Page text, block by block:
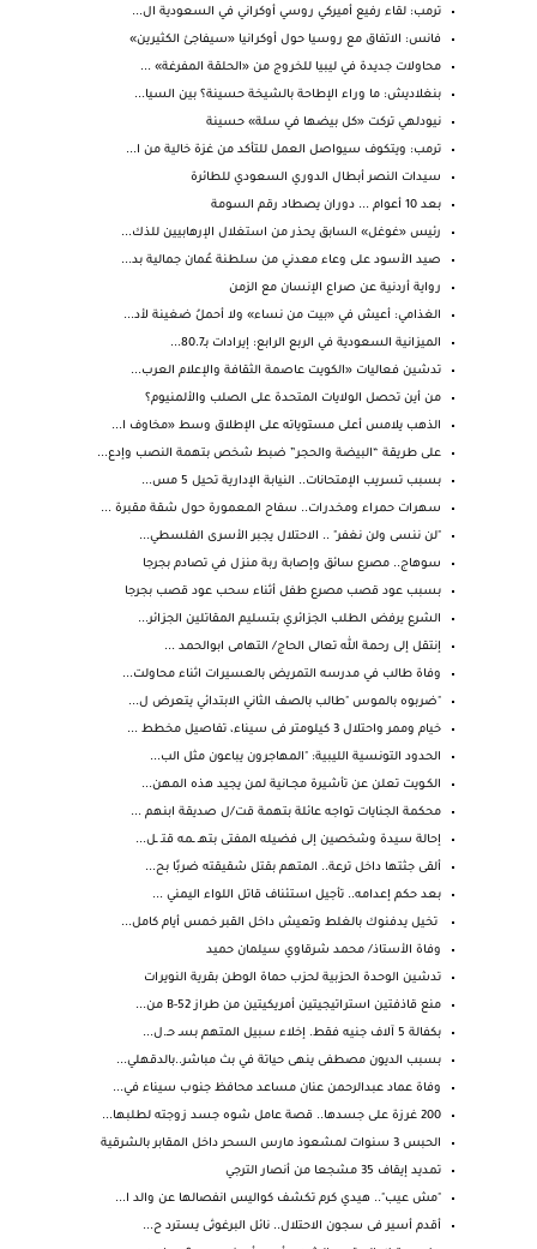
ترمب: لقاء رفيع أميركي روسي أوكراني في السعودية ال...
فانس: الاتفاق مع روسيا حول أوكرانيا «سيفاجئ الكثيرين»
محاولات جديدة في ليبيا للخروج من «الحلقة المفرغة» ...
بنغلاديش: ما وراء الإطاحة بالشيخة حسينة؟ بين السيا...
نيودلهي تركت «كل بيضها في سلة» حسينة
ترمب: ويتكوف سيواصل العمل للتأكد من غزة خالية من ا...
سيدات النصر أبطال الدوري السعودي للطائرة
بعد 10 أعوام ... دوران يصطاد رقم السومة
رئيس «غوغل» السابق يحذر من استغلال الإرهابيين للذك...
صيد الأسود على وعاء معدني من سلطنة عُمان جمالية بد...
رواية أردنية عن صراع الإنسان مع الزمن
الغذامي: أعيش في «بيت من نساء» ولا أحملُ ضغينة لأد...
الميزانية السعودية في الربع الرابع: إيرادات بـ80.7...
تدشين فعاليات «الكويت عاصمة الثقافة والإعلام العرب...
من أين تحصل الولايات المتحدة على الصلب والألمنيوم؟
الذهب يلامس أعلى مستوياته على الإطلاق وسط «مخاوف ا...
على طريقة “البيضة والحجر” ضبط شخص بتهمة النصب وإدع...
بسبب تسريب الإمتحانات.. النيابة الإدارية تحيل 5 مس...
سهرات حمراء ومخدرات.. سفاح المعمورة حول شقة مقبرة ...
"لن ننسى ولن نغفر" .. الاحتلال يجبر الأسرى الفلسطي...
سوهاج.. مصرع سائق وإصابة ربة منزل في تصادم بجرجا
بسبب عود قصب مصرع طفل أثناء سحب عود قصب بجرجا
الشرع يرفض الطلب الجزائري بتسليم المقاتلين الجزائر...
إنتقل إلى رحمة الله تعالى الحاج/ التهامى ابوالحمد ...
وفاة طالب في مدرسه التمريض بالعسيرات اثناء محاولت...
"ضربوه بالموس "طالب بالصف الثاني الابتدائي يتعرض ل...
خيام وممر واحتلال 3 كيلومتر فى سيناء، تفاصيل مخطط ...
الحدود التونسية الليبية: "المهاجرون يباعون مثل الب...
الكـويت تعلن عن تأشيرة مجــانية لمن يجيد هذه المهن...
محكمة الجنايات تواجه عائلة بتهمة قت/ل صديقة ابنهم ...
إحالة سيدة وشخصين إلى فضيله المفتى بتهـ ـمه قتـ ـل...
ألقى جثتها داخل ترعة.. المتهم بقتل شقيقته ضربًا بح...
بعد حكم إعدامه.. تأجيل استئناف قاتل اللواء اليمني ...
تخيل يدفنوك بالغلط وتعيش داخل القبر خمس أيام كامل...
وفاة الأستاذ/ محمد شرقاوي سيلمان حميد
تدشين الوحدة الحزبية لحزب حماة الوطن بقرية النويرات
منع قاذفتين استراتيجيتين أمريكيتين من طراز B-52 من...
بكفالة 5 آلاف جنيه فقط. إخلاء سبيل المتهم بسـ حـ.ل...
بسبب الديون مصطفى ينهى حياتة في بث مباشر..بالدقهلي...
وفاة عماد عبدالرحمن عنان مساعد محافظ جنوب سيناء في...
200 غرزة على جسدها.. قصة عامل شوه جسد زوجته لطلبها...
الحبس 3 سنوات لمشعوذ مارس السحر داخل المقابر بالشرقية
تمديد إيقاف 35 مشجعا من أنصار الترجي
"مش عيب".. هيدي كرم تكشف كواليس انفصالها عن والد ا...
أقدم أسير فى سجون الاحتلال.. نائل البرغوثى يسترد ح...